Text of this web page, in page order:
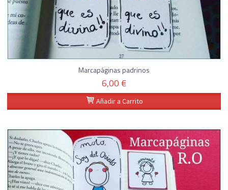
Marcapáginas padrinos
6,00 €
Añadir a Carrito